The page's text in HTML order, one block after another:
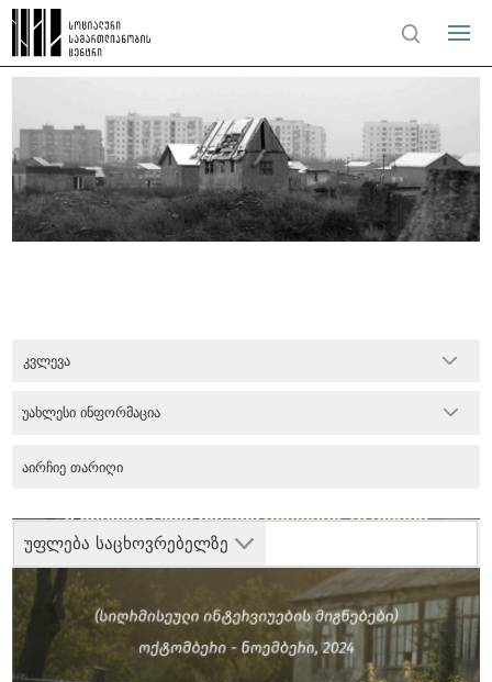
კვლევა
უფლება საცხოვრებელზე
უახლესი ინფორმაცია